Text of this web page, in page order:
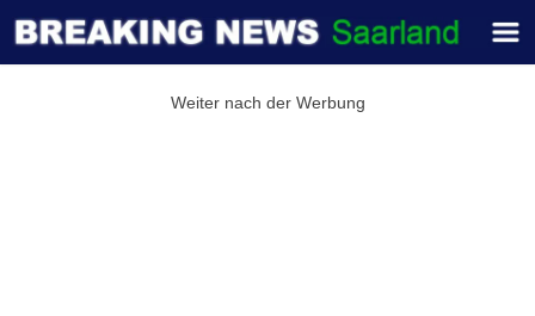
Weiter nach der Werbung